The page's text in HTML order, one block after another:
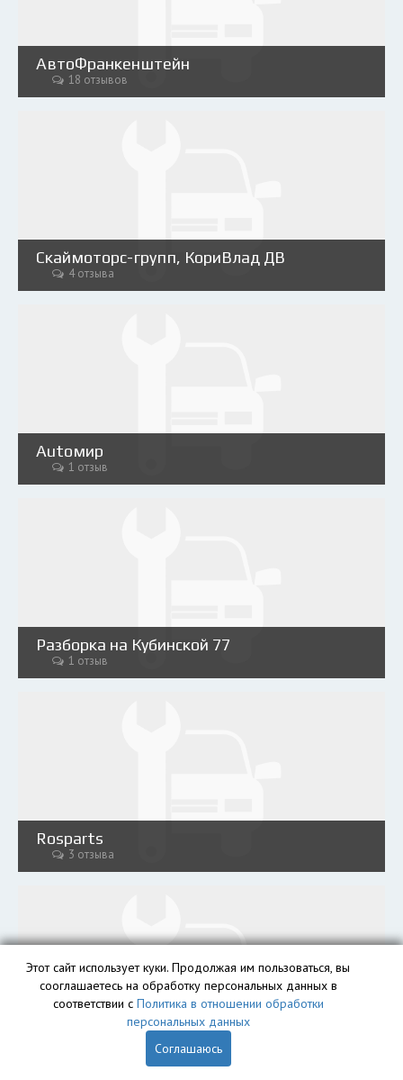
АвтоФранкенштейн
18 отзывов
Скаймоторс-групп, КориВлад ДВ
4 отзыва
Аutoмир
1 отзыв
Разборка на Кубинской 77
1 отзыв
Rosparts
3 отзыва
Этот сайт использует куки. Продолжая им пользоваться, вы
сооглашаетесь на обработку персональных данных в
соответствии с Политика в отношении обработки
персональных данных
Соглашаюсь